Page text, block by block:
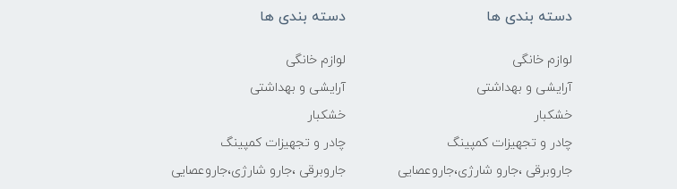
دسته بندی ها
لوازم خانگی
آرایشی و بهداشتی
خشکبار
چادر و تجهیزات کمپینگ
جاروبرقی ،جارو شارژی،جاروعصایی
دسته بندی ها
لوازم خانگی
آرایشی و بهداشتی
خشکبار
چادر و تجهیزات کمپینگ
جاروبرقی ،جارو شارژی،جاروعصایی